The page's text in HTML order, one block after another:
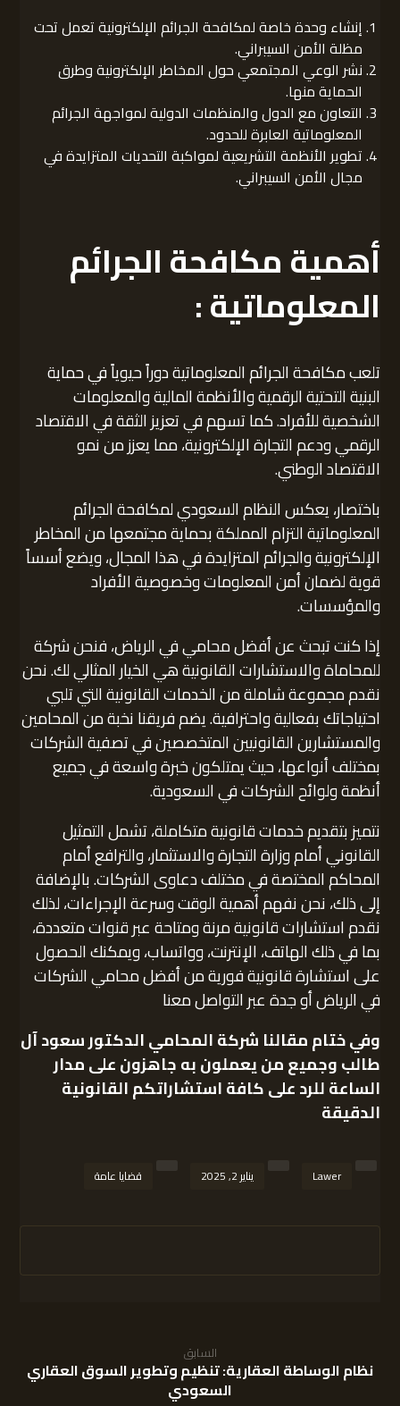
إنشاء وحدة خاصة لمكافحة الجرائم الإلكترونية تعمل تحت
مظلة الأمن السيبراني.
نشر الوعي المجتمعي حول المخاطر الإلكترونية وطرق
الحماية منها.
التعاون مع الدول والمنظمات الدولية لمواجهة الجرائم
المعلوماتية العابرة للحدود.
تطوير الأنظمة التشريعية لمواكبة التحديات المتزايدة في
مجال الأمن السيبراني.
أهمية مكافحة الجرائم
المعلوماتية :
تلعب مكافحة الجرائم المعلوماتية دوراً حيوياً في حماية
البنية التحتية الرقمية والأنظمة المالية والمعلومات
الشخصية للأفراد. كما تسهم في تعزيز الثقة في الاقتصاد
الرقمي ودعم التجارة الإلكترونية، مما يعزز من نمو
الاقتصاد الوطني.
باختصار، يعكس النظام السعودي لمكافحة الجرائم
المعلوماتية التزام المملكة بحماية مجتمعها من المخاطر
الإلكترونية والجرائم المتزايدة في هذا المجال، ويضع أسساً
قوية لضمان أمن المعلومات وخصوصية الأفراد
والمؤسسات.
إذا كنت تبحث عن أفضل محامي في الرياض، فنحن شركة
للمحاماة والاستشارات القانونية هي الخيار المثالي لك. نحن
نقدم مجموعة شاملة من الخدمات القانونية التي تلبي
احتياجاتك بفعالية واحترافية. يضم فريقنا نخبة من المحامين
والمستشارين القانونيين المتخصصين في تصفية الشركات
بمختلف أنواعها، حيث يمتلكون خبرة واسعة في جميع
أنظمة ولوائح الشركات في السعودية.
نتميز بتقديم خدمات قانونية متكاملة، تشمل التمثيل
القانوني أمام وزارة التجارة والاستثمار، والترافع أمام
المحاكم المختصة في مختلف دعاوى الشركات. بالإضافة
إلى ذلك، نحن نفهم أهمية الوقت وسرعة الإجراءات، لذلك
نقدم استشارات قانونية مرنة ومتاحة عبر قنوات متعددة،
بما في ذلك الهاتف، الإنترنت، وواتساب، ويمكنك الحصول
على استشارة قانونية فورية من أفضل محامي الشركات
في الرياض أو جدة عبر التواصل معنا
وفي ختام مقالنا شركة المحامي الدكتور سعود آل
طالبوجميع من يعملون به جاهزون على مدار
الساعة للرد على كافة استشاراتكم القانونية
الدقيقة
Lawer يناير 2, 2025 قضايا عامة
السابق
نظام الوساطة العقارية: تنظيم وتطوير السوق العقاري
السعودي